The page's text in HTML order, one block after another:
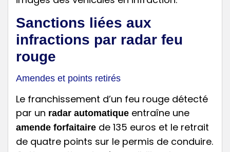
Sanctions liées aux
infractions par radar feu
rouge
Amendes et points retirés
Le franchissement d’un feu rouge détecté
par un radar automatique entraîne une
amende forfaitaire de 135 euros et le retrait
de quatre points sur le permis de conduire.